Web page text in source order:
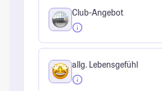
Club-Angebot
allg. Lebensgefühl